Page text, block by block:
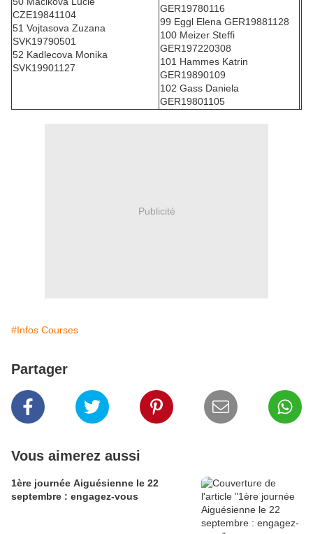
CZE19841104
51 Vojtasova Zuzana
SVK19790501
52 Kadlecova Monika
SVK19901127
GER19780116
99 Eggl Elena GER19881128
100 Meizer Steffi
GER197220308
101 Hammes Katrin
GER19890109
102 Gass Daniela
GER19801105
Publicité
#Infos Courses
Partager
Vous aimerez aussi
1ère journée Aiguésienne le 22
septembre : engagez-vous